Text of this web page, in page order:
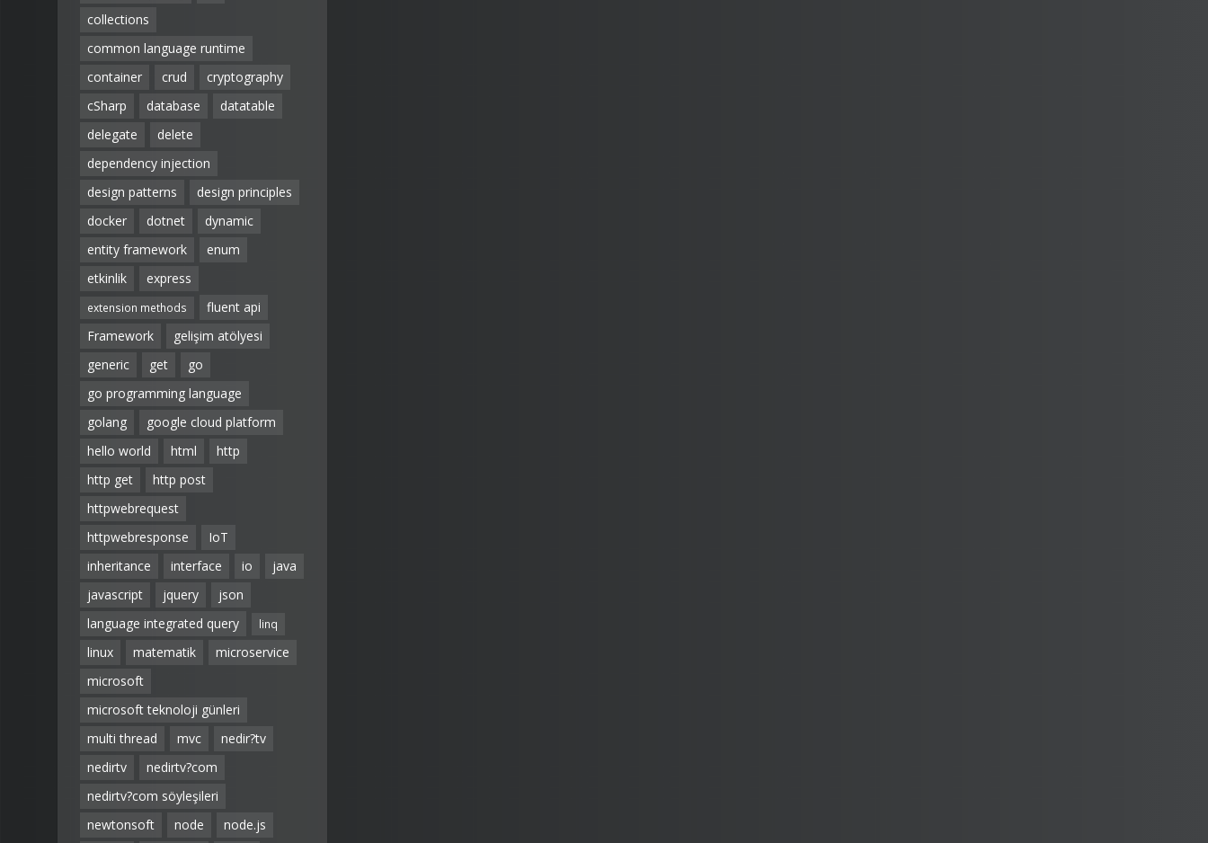
collections
common language runtime
container
crud
cryptography
cSharp
database
datatable
delegate
delete
dependency injection
design patterns
design principles
docker
dotnet
dynamic
entity framework
enum
etkinlik
express
extension methods
fluent api
Framework
gelişim atölyesi
generic
get
go
go programming language
golang
google cloud platform
hello world
html
http
http get
http post
httpwebrequest
httpwebresponse
IoT
inheritance
interface io
java
javascript
jquery
json
language integrated query
linq
linux matematik
microservice
microsoft
microsoft teknoloji günleri
multi thread
mvc
nedir?tv
nedirtv
nedirtv?com
nedirtv?com söyleşileri
newtonsoft
node
node.js